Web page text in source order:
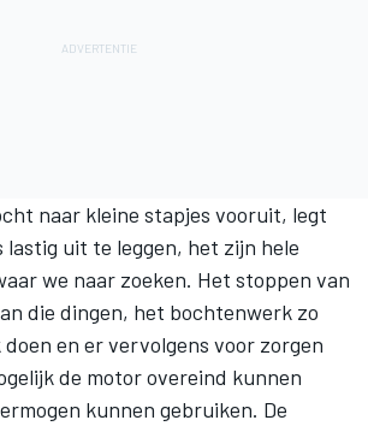
naar kleine stapjes vooruit, legt
lastig uit te leggen, het zijn hele
we naar zoeken. Het stoppen van
die dingen, het bochtenwerk zo
en er vervolgens voor zorgen
de motor overeind kunnen
kunnen gebruiken. De